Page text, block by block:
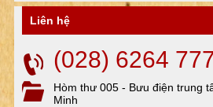
Liên hệ
(028) 6264
Hòm thư 005 - Bưu điện trung
Minh